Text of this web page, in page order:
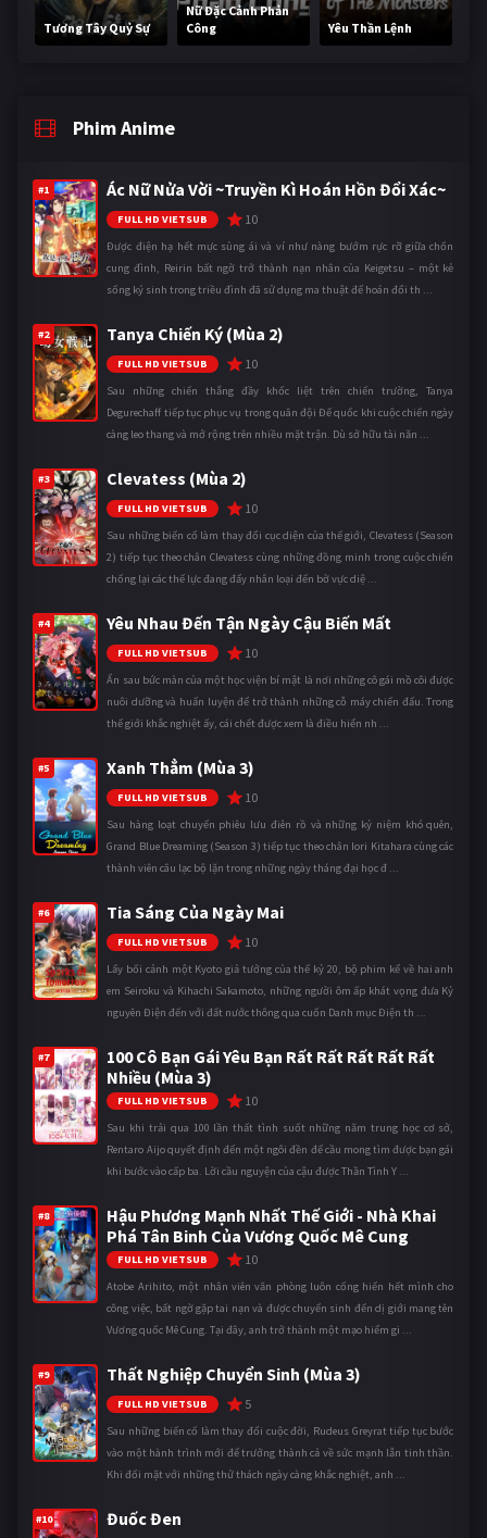
Tương Tây Quỷ Sự
Nữ Đặc Cảnh Phản
Công
Yêu Thần Lệnh
Phim Anime
#1 Ác Nữ Nửa Vời ~Truyền Kì Hoán Hồn Đổi Xác~
FULL HD VIETSUB 10
Được điện hạ hết mực sủng ái và ví như nàng bướm rực rỡ giữa chốn
cung đình, Reirin bất ngờ trở thành nạn nhân của Keigetsu – một kẻ
sống ký sinh trong triều đình đã sử dụng ma thuật để hoán đổi th ...
#2 Tanya Chiến Ký (Mùa 2)
FULL HD VIETSUB 10
Sau những chiến thắng đầy khốc liệt trên chiến trường, Tanya
Degurechaff tiếp tục phục vụ trong quân đội Đế quốc khi cuộc chiến ngày
càng leo thang và mở rộng trên nhiều mặt trận. Dù sở hữu tài năn ...
#3 Clevatess (Mùa 2)
FULL HD VIETSUB 10
Sau những biến cố làm thay đổi cục diện của thế giới, Clevatess (Season
2) tiếp tục theo chân Clevatess cùng những đồng minh trong cuộc chiến
chống lại các thế lực đang đẩy nhân loại đến bờ vực diệ ...
#4 Yêu Nhau Đến Tận Ngày Cậu Biến Mất
FULL HD VIETSUB 10
Ẩn sau bức màn của một học viện bí mật là nơi những cô gái mồ côi được
nuôi dưỡng và huấn luyện để trở thành những cỗ máy chiến đấu. Trong
thế giới khắc nghiệt ấy, cái chết được xem là điều hiển nh ...
#5 Xanh Thẳm (Mùa 3)
FULL HD VIETSUB 10
Sau hàng loạt chuyến phiêu lưu điên rồ và những kỷ niệm khó quên,
Grand Blue Dreaming (Season 3) tiếp tục theo chân Iori Kitahara cùng các
thành viên câu lạc bộ lặn trong những ngày tháng đại học đ ...
#6 Tia Sáng Của Ngày Mai
FULL HD VIETSUB 10
Lấy bối cảnh một Kyoto giả tưởng của thế kỷ 20, bộ phim kể về hai anh
em Seiroku và Kihachi Sakamoto, những người ôm ấp khát vọng đưa Kỷ
nguyên Điện đến với đất nước thông qua cuốn Danh mục Điện th ...
#7
100 Cô Bạn Gái Yêu Bạn Rất Rất Rất Rất Rất
Nhiều (Mùa 3)
FULL HD VIETSUB 10
Sau khi trải qua 100 lần thất tình suốt những năm trung học cơ sở,
Rentaro Aijo quyết định đến một ngôi đền để cầu mong tìm được bạn gái
khi bước vào cấp ba. Lời cầu nguyện của cậu được Thần Tình Y ...
#8
Hậu Phương Mạnh Nhất Thế Giới - Nhà Khai
Phá Tân Binh Của Vương Quốc Mê Cung
FULL HD VIETSUB 10
Atobe Arihito, một nhân viên văn phòng luôn cống hiến hết mình cho
công việc, bất ngờ gặp tai nạn và được chuyển sinh đến dị giới mang tên
Vương quốc Mê Cung. Tại đây, anh trở thành một mạo hiểm gi ...
#9 Thất Nghiệp Chuyển Sinh (Mùa 3)
FULL HD VIETSUB 5
Sau những biến cố làm thay đổi cuộc đời, Rudeus Greyrat tiếp tục bước
vào một hành trình mới để trưởng thành cả về sức mạnh lẫn tinh thần.
Khi đối mặt với những thử thách ngày càng khắc nghiệt, anh ...
#10 Đuốc Đen